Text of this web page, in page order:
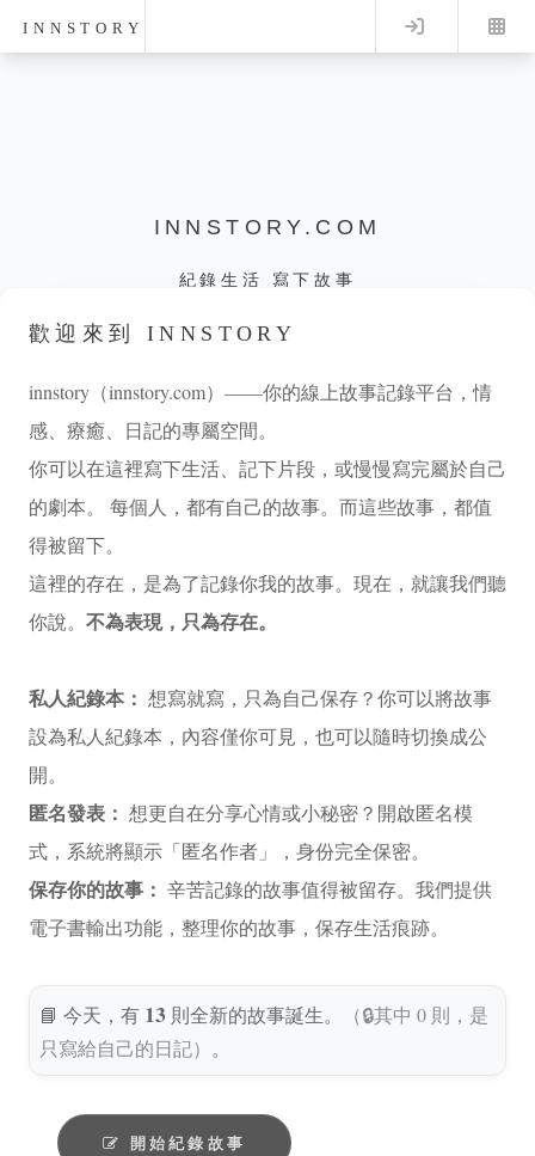
INNSTORY Log in
INNSTORY.COM
紀錄生活 寫下故事
歡迎來到 INNSTORY
innstory（innstory.com）——你的線上故事記錄平台，情
感、療癒、日記的專屬空間。
你可以在這裡寫下生活、記下片段，或慢慢寫完屬於自己
的劇本。 每個人，都有自己的故事。而這些故事，都值
得被留下。
這裡的存在，是為了記錄你我的故事。現在，就讓我們聽
你說。 不為表現，只為存在。
私人紀錄本： 想寫就寫，只為自己保存？你可以將故事
設為私人紀錄本，內容僅你可見，也可以隨時切換成公
開。
匿名發表： 想更自在分享心情或小秘密？開啟匿名模
式，系統將顯示「匿名作者」，身份完全保密。
保存你的故事： 辛苦記錄的故事值得被留存。我們提供
電子書輸出功能，整理你的故事，保存生活痕跡。
📘 今天，有 13 則全新的故事誕生。
（🔒其中 0 則，是
只寫給自己的日記） 。
開始紀錄故事